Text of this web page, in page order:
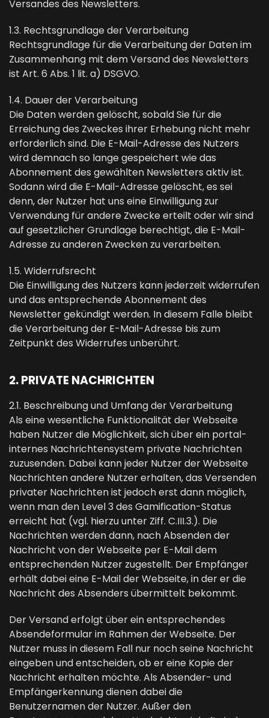
Versandes des Newsletters.
1.3. Rechtsgrundlage der Verarbeitung
Rechtsgrundlage für die Verarbeitung der Daten im
Zusammenhang mit dem Versand des Newsletters
ist Art. 6 Abs. 1 lit. a) DSGVO.
1.4. Dauer der Verarbeitung
Die Daten werden gelöscht, sobald Sie für die
Erreichung des Zweckes ihrer Erhebung nicht mehr
erforderlich sind. Die E-Mail-Adresse des Nutzers
wird demnach so lange gespeichert wie das
Abonnement des gewählten Newsletters aktiv ist.
Sodann wird die E-Mail-Adresse gelöscht, es sei
denn, der Nutzer hat uns eine Einwilligung zur
Verwendung für andere Zwecke erteilt oder wir sind
auf gesetzlicher Grundlage berechtigt, die E-Mail-
Adresse zu anderen Zwecken zu verarbeiten.
1.5. Widerrufsrecht
Die Einwilligung des Nutzers kann jederzeit widerrufen
und das entsprechende Abonnement des
Newsletter gekündigt werden. In diesem Falle bleibt
die Verarbeitung der E-Mail-Adresse bis zum
Zeitpunkt des Widerrufes unberührt.
2. PRIVATE NACHRICHTEN
2.1. Beschreibung und Umfang der Verarbeitung
Als eine wesentliche Funktionalität der Webseite
haben Nutzer die Möglichkeit, sich über ein portal-
internes Nachrichtensystem private Nachrichten
zuzusenden. Dabei kann jeder Nutzer der Webseite
Nachrichten andere Nutzer erhalten, das Versenden
privater Nachrichten ist jedoch erst dann möglich,
wenn man den Level 3 des Gamification-Status
erreicht hat (vgl. hierzu unter Ziff. C.III.3.). Die
Nachrichten werden dann, nach Absenden der
Nachricht von der Webseite per E-Mail dem
entsprechenden Nutzer zugestellt. Der Empfänger
erhält dabei eine E-Mail der Webseite, in der er die
Nachricht des Absenders übermittelt bekommt.
Der Versand erfolgt über ein entsprechendes
Absendeformular im Rahmen der Webseite. Der
Nutzer muss in diesem Fall nur noch seine Nachricht
eingeben und entscheiden, ob er eine Kopie der
Nachricht erhalten möchte. Als Absender- und
Empfängerkennung dienen dabei die
Benutzernamen der Nutzer. Außer den